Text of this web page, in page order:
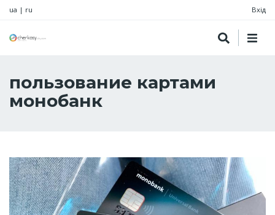
ua | ru Вхід
пользование картами
монобанк